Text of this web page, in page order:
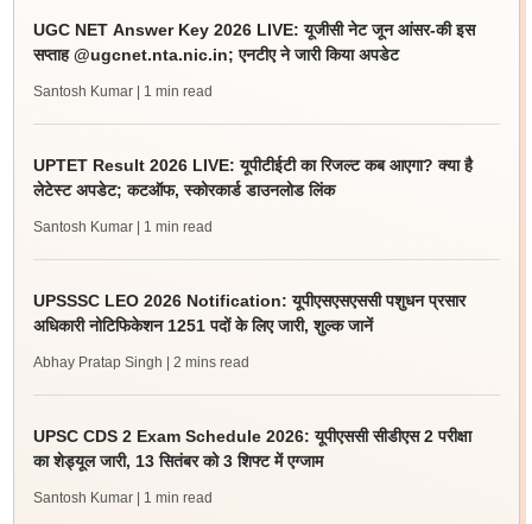
UGC NET Answer Key 2026 LIVE: यूजीसी नेट जून आंसर-की इस
सप्ताह @ugcnet.nta.nic.in; एनटीए ने जारी किया अपडेट
Santosh Kumar | 1 min read
UPTET Result 2026 LIVE: यूपीटीईटी का रिजल्ट कब आएगा? क्या है
लेटेस्ट अपडेट; कटऑफ, स्कोरकार्ड डाउनलोड लिंक
Santosh Kumar | 1 min read
UPSSSC LEO 2026 Notification: यूपीएसएसएससी पशुधन प्रसार
अधिकारी नोटिफिकेशन 1251 पदों के लिए जारी, शुल्क जानें
Abhay Pratap Singh | 2 mins read
UPSC CDS 2 Exam Schedule 2026: यूपीएससी सीडीएस 2 परीक्षा
का शेड्यूल जारी, 13 सितंबर को 3 शिफ्ट में एग्जाम
Santosh Kumar | 1 min read